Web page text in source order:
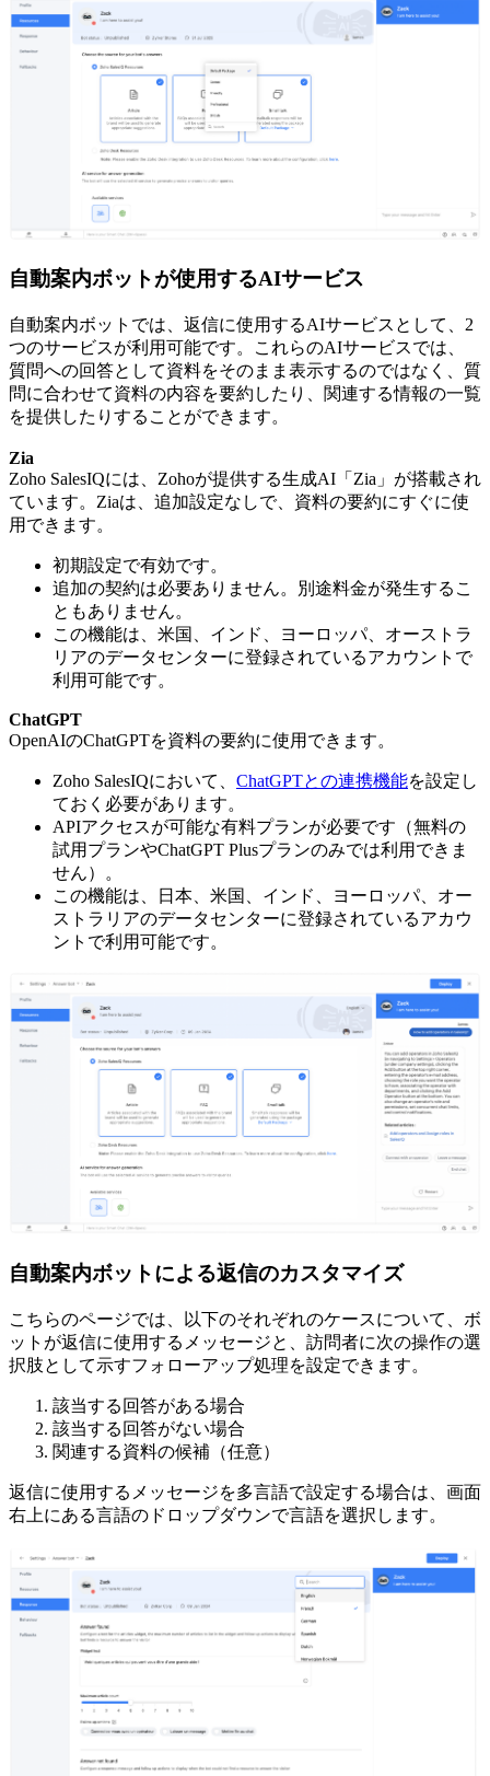
自動案内ボットが使用するAIサービス
自動案内ボットでは、返信に使用するAIサービスとして、2
つのサービスが利用可能です。これらのAIサービスでは、
質問への回答として資料をそのまま表示するのではなく、質
問に合わせて資料の内容を要約したり、関連する情報の一覧
を提供したりすることができます。
Zia
Zoho SalesIQには、Zohoが提供する生成AI「Zia」が搭載され
ています。Ziaは、追加設定なしで、資料の要約にすぐに使
用できます。
初期設定で有効です。
追加の契約は必要ありません。別途料金が発生するこ
ともありません。
この機能は、米国、インド、ヨーロッパ、オーストラ
リアのデータセンターに登録されているアカウントで
利用可能です。
ChatGPT
OpenAIのChatGPTを資料の要約に使用できます。
Zoho SalesIQにおいて、 ChatGPTとの連携機能を設定し
ておく必要があります。
APIアクセスが可能な有料プランが必要です（無料の
試用プランやChatGPT Plusプランのみでは利用できま
せん）。
この機能は、日本、米国、インド、ヨーロッパ、オー
ストラリアのデータセンターに登録されているアカウ
ントで利用可能です。
自動案内ボットによる返信のカスタマイズ
こちらのページでは、以下のそれぞれのケースについて、ボ
ットが返信に使用するメッセージと、訪問者に次の操作の選
択肢として示すフォローアップ処理を設定できます。
該当する回答がある場合
該当する回答がない場合
関連する資料の候補（任意）
返信に使用するメッセージを多言語で設定する場合は、画面
右上にある言語のドロップダウンで言語を選択します。